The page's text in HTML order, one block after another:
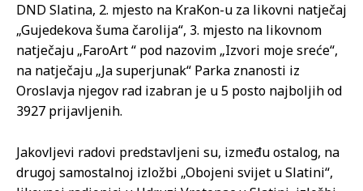
DND Slatina, 2. mjesto na KraKon-u za likovni natječaj
„Gujedekova šuma čarolija“, 3. mjesto na likovnom
natječaju „FaroArt “ pod nazovim „Izvori moje sreće“,
na natječaju „Ja superjunak“ Parka znanosti iz
Oroslavja njegov rad izabran je u 5 posto najboljih od
3927 prijavljenih.
Jakovljevi radovi predstavljeni su, između ostalog, na
drugoj samostalnoj izložbi „Obojeni svijet u Slatini“,